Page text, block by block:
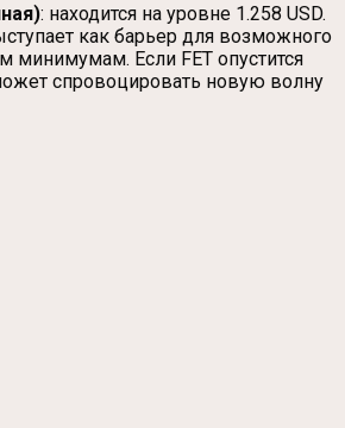
: находится на уровне 1.258 USD.
как барьер для возможного
минимумам. Если FET опустится
спровоцировать новую волну